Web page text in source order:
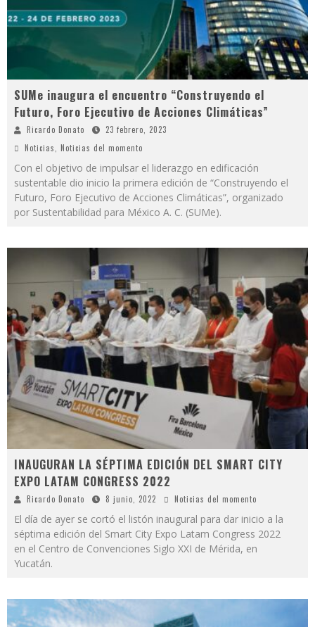
SUMe inaugura el encuentro “Construyendo el
Futuro, Foro Ejecutivo de Acciones Climáticas”
Ricardo Donato
23 febrero, 2023
Noticias, Noticias del momento
Con el objetivo de impulsar el liderazgo en edificación
sustentable dio inicio la primera edición de “Construyendo el
Futuro, Foro Ejecutivo de Acciones Climáticas”, organizado
por Sustentabilidad para México A. C. (SUMe).
INAUGURAN LA SÉPTIMA EDICIÓN DEL SMART CITY
EXPO LATAM CONGRESS 2022
Ricardo Donato 8 junio, 2022 Noticias del momento
El día de ayer se cortó el listón inaugural para dar inicio a la
séptima edición del Smart City Expo Latam Congress 2022
en el Centro de Convenciones Siglo XXI de Mérida, en
Yucatán.